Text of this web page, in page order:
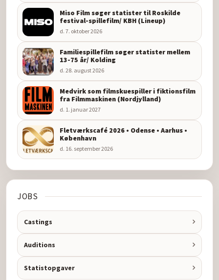
Miso Film søger statister til Roskilde
festival-spillefilm/ KBH (Lineup)
d. 7. oktober 2026
Familiespillefilm søger statister mellem
13-75 år/ Kolding
d. 28. august 2026
Medvirk som filmskuespiller i fiktionsfilm
fra Filmmaskinen (Nordjylland)
d. 1. januar 2027
Fletværkscafé 2026 • Odense • Aarhus •
København
d. 16. september 2026
JOBS
Castings
Auditions
Statistopgaver